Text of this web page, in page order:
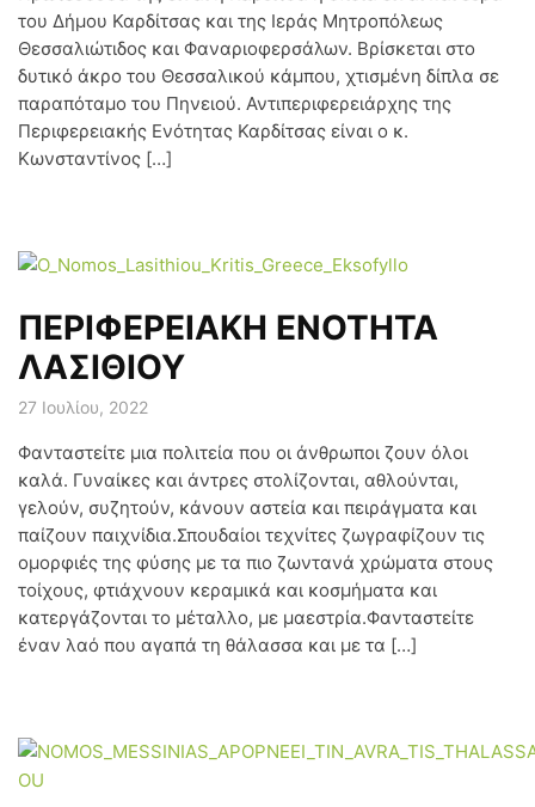
του Δήμου Καρδίτσας και της Ιεράς Μητροπόλεως
Θεσσαλιώτιδος και Φαναριοφερσάλων. Βρίσκεται στο
δυτικό άκρο του Θεσσαλικού κάμπου, χτισμένη δίπλα σε
παραπόταμο του Πηνειού. Αντιπεριφερειάρχης της
Περιφερειακής Ενότητας Καρδίτσας είναι ο κ.
Κωνσταντίνος […]
ΠΕΡΙΦΕΡΕΙΑΚΗ ΕΝΟΤΗΤΑ
ΛΑΣΙΘΙΟΥ
27 Ιουλίου, 2022
Φανταστείτε μια πολιτεία που οι άνθρωποι ζουν όλοι
καλά. Γυναίκες και άντρες στολίζονται, αθλούνται,
γελούν, συζητούν, κάνουν αστεία και πειράγματα και
παίζουν παιχνίδια.Σπουδαίοι τεχνίτες ζωγραφίζουν τις
ομορφιές της φύσης με τα πιο ζωντανά χρώματα στους
τοίχους, φτιάχνουν κεραμικά και κοσμήματα και
κατεργάζονται το μέταλλο, με μαεστρία.Φανταστείτε
έναν λαό που αγαπά τη θάλασσα και με τα […]